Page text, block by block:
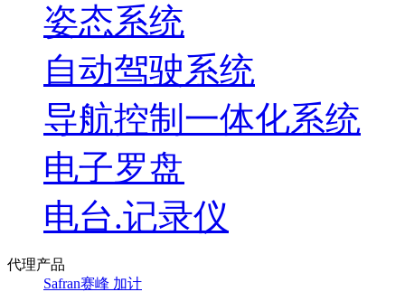
姿态系统
自动驾驶系统
导航控制一体化系统
电子罗盘
电台.记录仪
代理产品
Safran赛峰 加计